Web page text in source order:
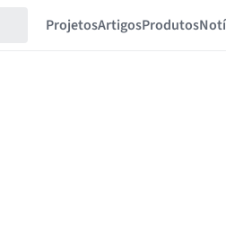
ProjetosArtigosProdutos